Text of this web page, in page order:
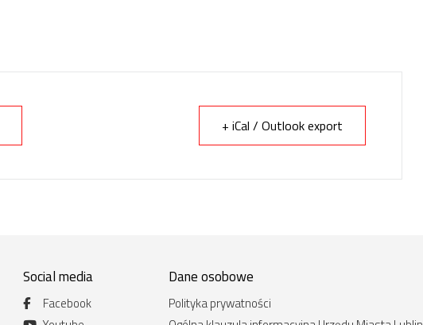
+ iCal / Outlook export
Social media
Facebook
Dane osobowe
Polityka prywatności